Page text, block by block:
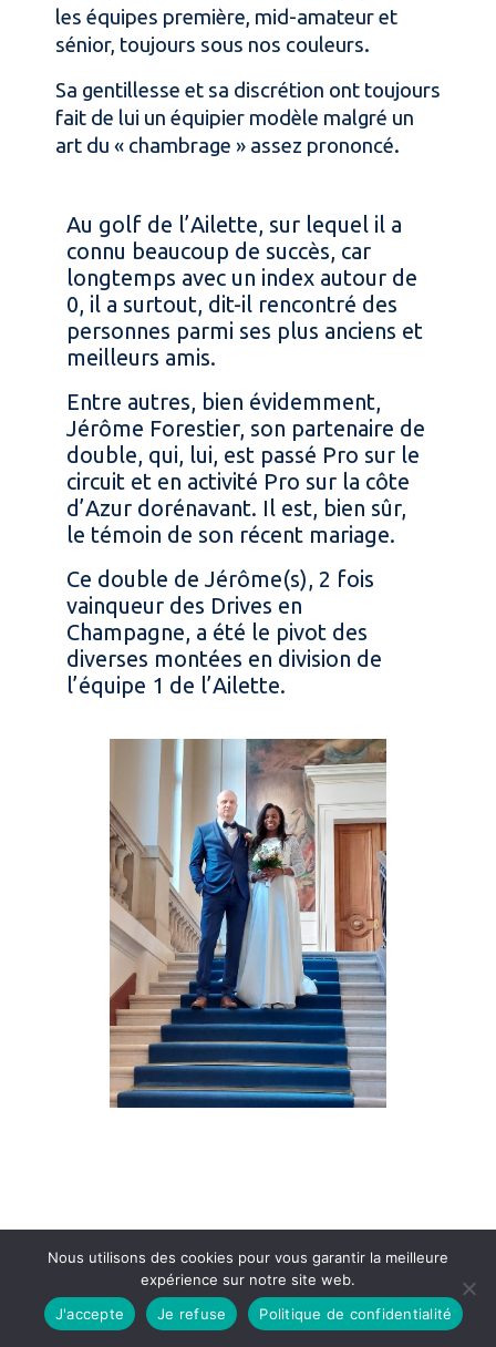
les équipes première, mid-amateur et
sénior, toujours sous nos couleurs.
Sa gentillesse et sa discrétion ont toujours
fait de lui un équipier modèle malgré un
art du « chambrage » assez prononcé.
Au golf de l’Ailette, sur lequel il a
connu beaucoup de succès, car
longtemps avec un index autour de
0, il a surtout, dit-il rencontré des
personnes parmi ses plus anciens et
meilleurs amis.
Entre autres, bien évidemment,
Jérôme Forestier, son partenaire de
double, qui, lui, est passé Pro sur le
circuit et en activité Pro sur la côte
d’Azur dorénavant. Il est, bien sûr,
le témoin de son récent mariage.
Ce double de Jérôme(s), 2 fois
vainqueur des Drives en
Champagne, a été le pivot des
diverses montées en division de
l’équipe 1 de l’Ailette.
Jérôme :
Nous utilisons des cookies pour vous garantir la meilleure
expérience sur notre site web.
J'accepte
Je refuse Politique de confidentialité